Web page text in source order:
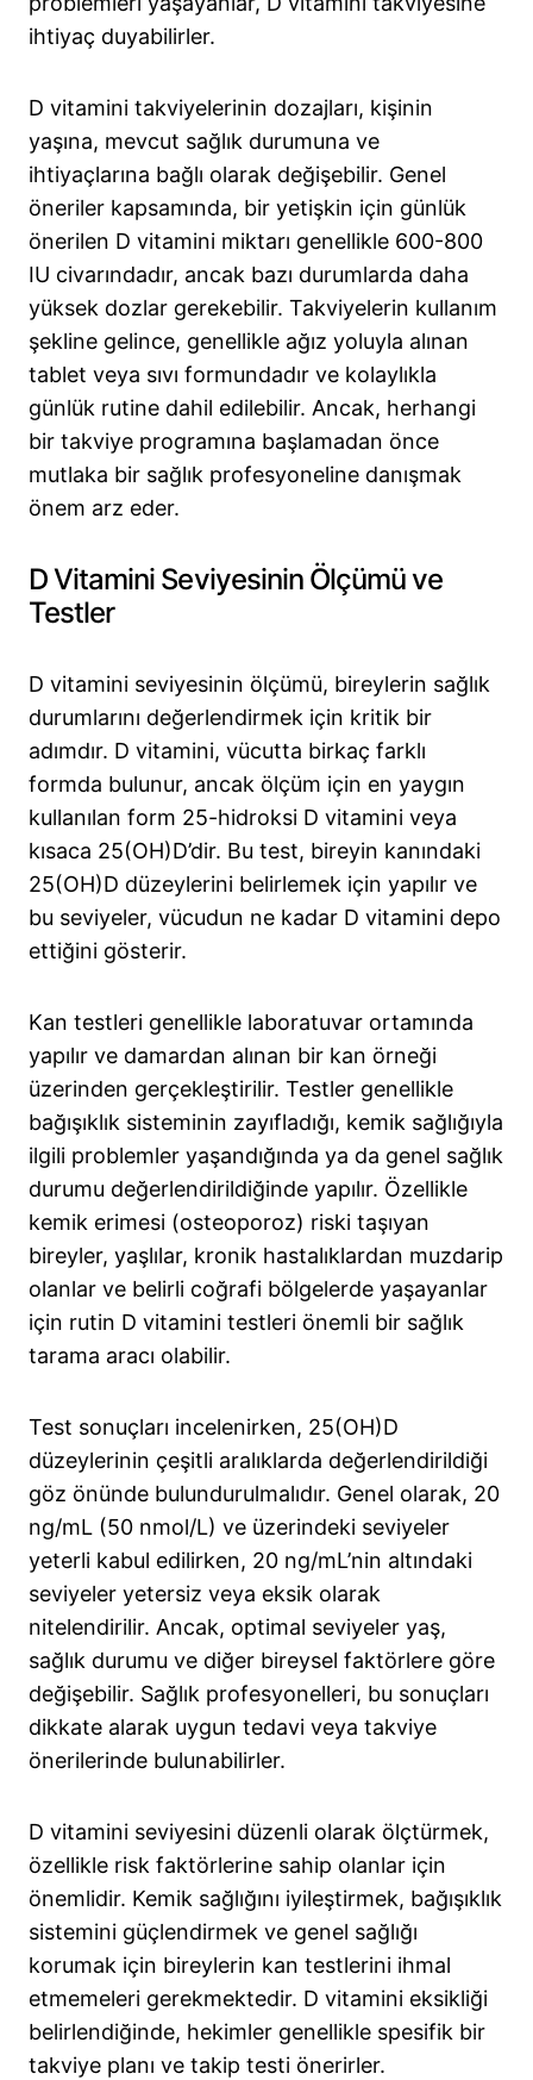
ihtiyaç duyabilirler.
D vitamini takviyelerinin dozajları, kişinin
yaşına, mevcut sağlık durumuna ve
ihtiyaçlarına bağlı olarak değişebilir. Genel
öneriler kapsamında, bir yetişkin için günlük
önerilen D vitamini miktarı genellikle 600-800
IU civarındadır, ancak bazı durumlarda daha
yüksek dozlar gerekebilir. Takviyelerin kullanım
şekline gelince, genellikle ağız yoluyla alınan
tablet veya sıvı formundadır ve kolaylıkla
günlük rutine dahil edilebilir. Ancak, herhangi
bir takviye programına başlamadan önce
mutlaka bir sağlık profesyoneline danışmak
önem arz eder.
D Vitamini Seviyesinin Ölçümü ve
Testler
D vitamini seviyesinin ölçümü, bireylerin sağlık
durumlarını değerlendirmek için kritik bir
adımdır. D vitamini, vücutta birkaç farklı
formda bulunur, ancak ölçüm için en yaygın
kullanılan form 25-hidroksi D vitamini veya
kısaca 25(OH)D’dir. Bu test, bireyin kanındaki
25(OH)D düzeylerini belirlemek için yapılır ve
bu seviyeler, vücudun ne kadar D vitamini depo
ettiğini gösterir.
Kan testleri genellikle laboratuvar ortamında
yapılır ve damardan alınan bir kan örneği
üzerinden gerçekleştirilir. Testler genellikle
bağışıklık sisteminin zayıfladığı, kemik sağlığıyla
ilgili problemler yaşandığında ya da genel sağlık
durumu değerlendirildiğinde yapılır. Özellikle
kemik erimesi (osteoporoz) riski taşıyan
bireyler, yaşlılar, kronik hastalıklardan muzdarip
olanlar ve belirli coğrafi bölgelerde yaşayanlar
için rutin D vitamini testleri önemli bir sağlık
tarama aracı olabilir.
Test sonuçları incelenirken, 25(OH)D
düzeylerinin çeşitli aralıklarda değerlendirildiği
göz önünde bulundurulmalıdır. Genel olarak, 20
ng/mL (50 nmol/L) ve üzerindeki seviyeler
yeterli kabul edilirken, 20 ng/mL’nin altındaki
seviyeler yetersiz veya eksik olarak
nitelendirilir. Ancak, optimal seviyeler yaş,
sağlık durumu ve diğer bireysel faktörlere göre
değişebilir. Sağlık profesyonelleri, bu sonuçları
dikkate alarak uygun tedavi veya takviye
önerilerinde bulunabilirler.
D vitamini seviyesini düzenli olarak ölçtürmek,
özellikle risk faktörlerine sahip olanlar için
önemlidir. Kemik sağlığını iyileştirmek, bağışıklık
sistemini güçlendirmek ve genel sağlığı
korumak için bireylerin kan testlerini ihmal
etmemeleri gerekmektedir. D vitamini eksikliği
belirlendiğinde, hekimler genellikle spesifik bir
takviye planı ve takip testi önerirler.